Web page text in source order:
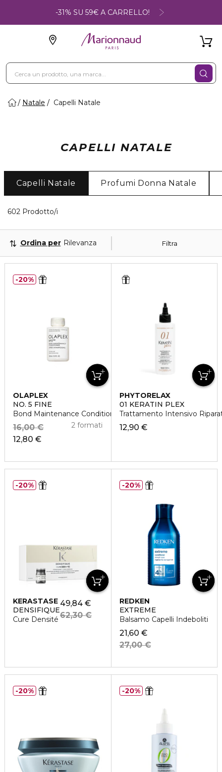
-31% SU 59€ A CARRELLO!
Natale Capelli Natale
CAPELLI NATALE
Capelli Natale Profumi Donna Natale
602 Prodotto/i
Filtra
Ordina per Rilevanza
OLAPLEX
NO. 5 FINE
Bond Maintenance Conditioner
12,80 €
16,00 € 2 formati
20%
PHYTORELAX
01 KERATIN PLEX
Trattamento Intensivo
12,90 €
KERASTASE
DENSIFIQUE
Cure Densité
49,84 €
62,30 €
20%
REDKEN
EXTREME
Balsamo Capelli Indeboliti
21,60 €
27,00 €
20%
20% 20%